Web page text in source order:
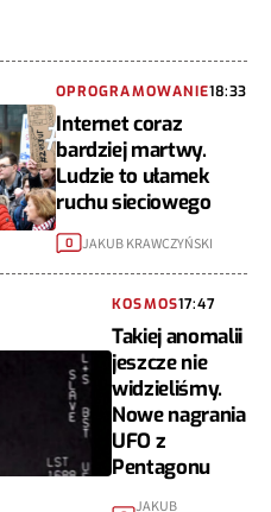
OPROGRAMOWANIE18:33
Internet coraz
bardziej martwy.
Ludzie to ułamek
ruchu sieciowego
0 JAKUB KRAWCZYŃSKI
KOSMOS17:47
Takiej anomalii
jeszcze nie
widzieliśmy.
Nowe nagrania
UFO z
Pentagonu
JAKUB